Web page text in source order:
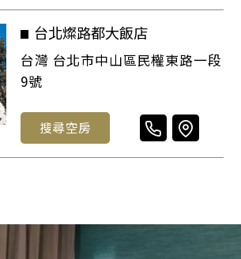
台北燦路都大飯店
台灣 台北市中山區民權東路一段
9號
搜尋空房